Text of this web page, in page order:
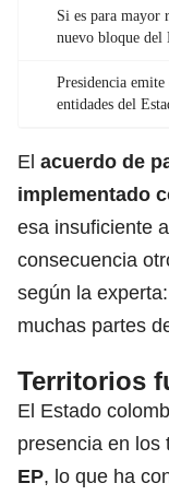
Si es para mayor
nuevo bloque del
Presidencia
entidades del
El acuerdo de
implementado
esa insuficiente
consecuencia
según la experta:
muchas partes
Territorios
El Estado
presencia en los
EP, lo que ha